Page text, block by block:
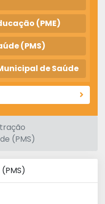
(PME)
(PMS)
de Saúde
(PMS)